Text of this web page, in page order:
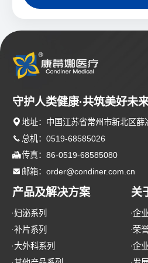
守护人类健康·共筑美好未
 地址：中国江苏省常州市新北区薛
 总机：0519-68585026
传真：86-0519-68585080
 邮箱：order@condiner.com.cn
产品及解决方案
妇泌系列
补片系列
大外科系列
关
企
荣
企